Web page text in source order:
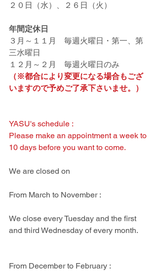
２０日（水）、２６日（火）
年間定休日
３月～１１月　毎週火曜日・第一、第
三水曜日
１２月～２月　毎週火曜日のみ
（※都合により変更になる場合もござ
いますので予めご了承下さいませ。）
YASU's schedule :
Please make an appointment a week to
10 days before you want to come.
We are closed on
From March to November :
We close every Tuesday and the first
and third Wednesday of every month.
From December to February :